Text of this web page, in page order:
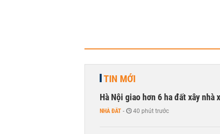
TIN MỚI
Hà Nội giao hơn 6 ha đất xây nhà
NHÀ ĐẤT - 40 phút trước